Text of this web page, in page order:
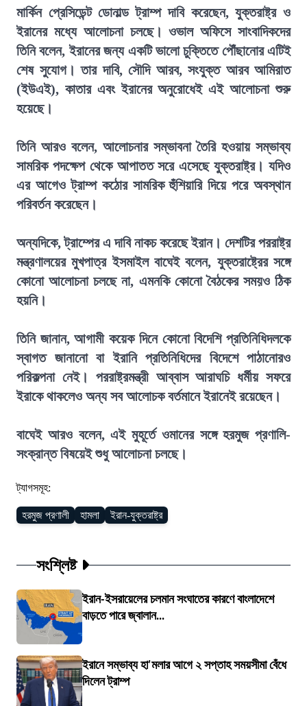
মার্কিন প্রেসিডেন্ট ডোনাল্ড ট্রাম্প দাবি করেছেন, যুক্তরাষ্ট্র ও
ইরানের মধ্যে আলোচনা চলছে। ওভাল অফিসে সাংবাদিকদের
তিনি বলেন, ইরানের জন্য একটি ভালো চুক্তিতে পৌঁছানোর এটিই
শেষ সুযোগ। তার দাবি, সৌদি আরব, সংযুক্ত আরব আমিরাত
(ইউএই), কাতার এবং ইরানের অনুরোধেই এই আলোচনা শুরু
হয়েছে।
তিনি আরও বলেন, আলোচনার সম্ভাবনা তৈরি হওয়ায় সম্ভাব্য
সামরিক পদক্ষেপ থেকে আপাতত সরে এসেছে যুক্তরাষ্ট্র। যদিও
এর আগেও ট্রাম্প কঠোর সামরিক হুঁশিয়ারি দিয়ে পরে অবস্থান
পরিবর্তন করেছেন।
অন্যদিকে, ট্রাম্পের এ দাবি নাকচ করেছে ইরান। দেশটির পররাষ্ট্র
মন্ত্রণালয়ের মুখপাত্র ইসমাইল বাঘেই বলেন, যুক্তরাষ্ট্রের সঙ্গে
কোনো আলোচনা চলছে না, এমনকি কোনো বৈঠকের সময়ও ঠিক
হয়নি।
তিনি জানান, আগামী কয়েক দিনে কোনো বিদেশি প্রতিনিধিদলকে
স্বাগত জানানো বা ইরানি প্রতিনিধিদের বিদেশে পাঠানোরও
পরিকল্পনা নেই। পররাষ্ট্রমন্ত্রী আব্বাস আরাঘচি ধর্মীয় সফরে
ইরাকে থাকলেও অন্য সব আলোচক বর্তমানে ইরানেই রয়েছেন।
বাঘেই আরও বলেন, এই মুহূর্তে ওমানের সঙ্গে হরমুজ প্রণালি-
সংক্রান্ত বিষয়েই শুধু আলোচনা চলছে।
ট্যাগসমূহ:
হরমুজ প্রণালী হামলা ইরান-যুক্তরাষ্ট্র
সংশ্লিষ্ট
ইরান-ইসরায়েলের চলমান সংঘাতের কারণে বাংলাদেশে
বাড়তে পারে জ্বালান...
ইরানে সম্ভাব্য হা'মলার আগে ২ সপ্তাহ সময়সীমা বেঁধে
দিলেন ট্রাম্প